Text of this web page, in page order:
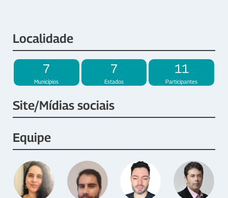
Localidade
7
Municípios
7
Estados
11
Participantes
Site/Mídias sociais
Equipe